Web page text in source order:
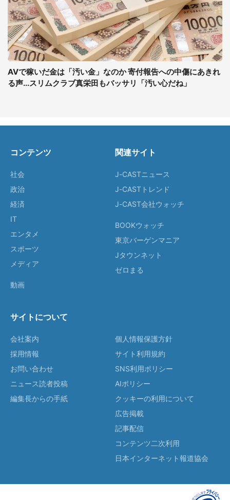
AVで稼いだ金は「汚い金」なのか 寄付報告への中傷にあきれ
る声...スリムクラブ真栄田もバッサリ「汚い心だね」
コンテンツ
社会
政治
経済
IT
エンタメ
スポーツ
メディア
動画
関連サイト
J-CASTニュース
J-CASTトレンド
J-CAST会社ウォッチ
BOOKウォッチ
東京バーゲンマニア
Jタウンネット
ゼロまる
サイトについて
会社案内
採用情報
お問い合わせ
ニュース読者投稿
編集長からの手紙
個人情報保護方針
サイト利用規約
SNS利用ポリシー
AIポリシー
クッキーの利用について
広告掲載
記事配信
コンテンツ二次利用
日本インターネット報道協会